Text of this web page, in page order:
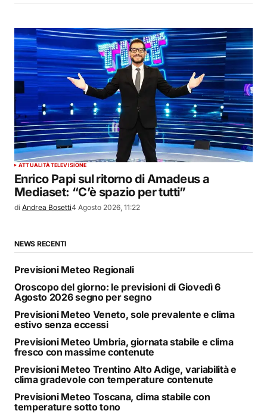
ATTUALITÀTELEVISIONE
Enrico Papi sul ritorno di Amadeus a
Mediaset: “C’è spazio per tutti”
di Andrea Bosetti4 Agosto 2026, 11:22
NEWS RECENTI
Previsioni Meteo Regionali
Oroscopo del giorno: le previsioni di Giovedì 6
Agosto 2026 segno per segno
Previsioni Meteo Veneto, sole prevalente e clima
estivo senza eccessi
Previsioni Meteo Umbria, giornata stabile e clima
fresco con massime contenute
Previsioni Meteo Trentino Alto Adige, variabilità e
clima gradevole con temperature contenute
Previsioni Meteo Toscana, clima stabile con
temperature sotto tono